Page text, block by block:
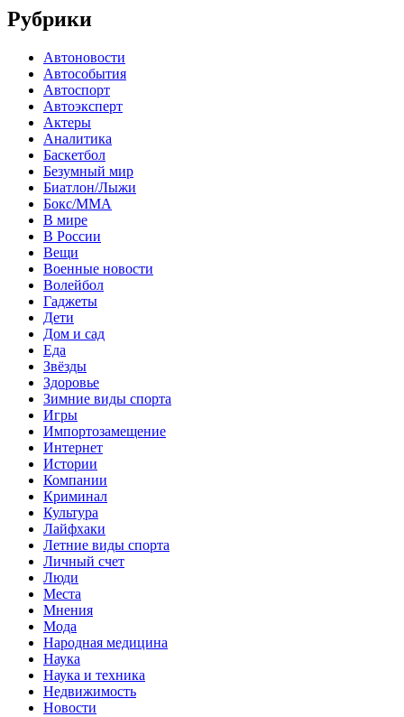
Рубрики
Автоновости
Автособытия
Автоспорт
Автоэксперт
Актеры
Аналитика
Баскетбол
Безумный мир
Биатлон/Лыжи
Бокс/MMA
В мире
В России
Вещи
Военные новости
Волейбол
Гаджеты
Дети
Дом и сад
Еда
Звёзды
Здоровье
Зимние виды спорта
Игры
Импортозамещение
Интернет
Истории
Компании
Криминал
Культура
Лайфхаки
Летние виды спорта
Личный счет
Люди
Места
Мнения
Мода
Народная медицина
Наука
Наука и техника
Недвижимость
Новости